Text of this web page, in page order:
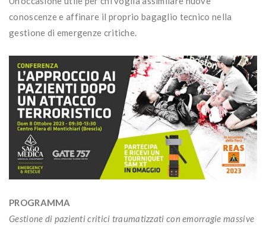
conoscenze e affinare il proprio bagaglio tecnico nella
gestione di emergenze critiche.
PROGRAMMA
Gestione di pazienti critici traumatizzati con emorragie massive